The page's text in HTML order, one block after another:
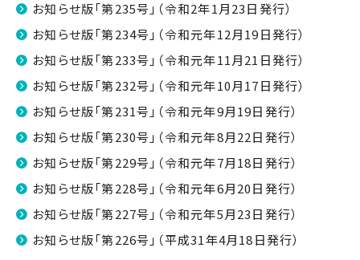
お知らせ版「第235号」（令和2年1月23日発行）
お知らせ版「第234号」（令和元年12月19日発行）
お知らせ版「第233号」（令和元年11月21日発行）
お知らせ版「第232号」（令和元年10月17日発行）
お知らせ版「第231号」（令和元年9月19日発行）
お知らせ版「第230号」（令和元年8月22日発行）
お知らせ版「第229号」（令和元年7月18日発行）
お知らせ版「第228号」（令和元年6月20日発行）
お知らせ版「第227号」（令和元年5月23日発行）
お知らせ版「第226号」（平成31年4月18日発行）